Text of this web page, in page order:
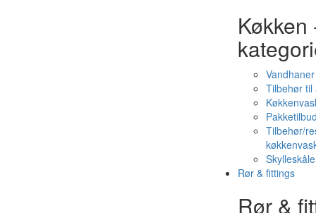
Køkken
Vandhaner
Tilbehør
Tilbehør/
Rør & fittings
Rør &